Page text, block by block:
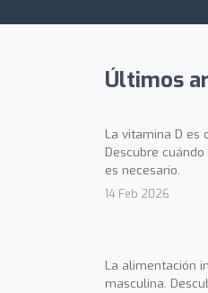
Últimos
La vitamina D es
Descubre
es necesario.
14 Feb 2026
La alimentación
masculina.